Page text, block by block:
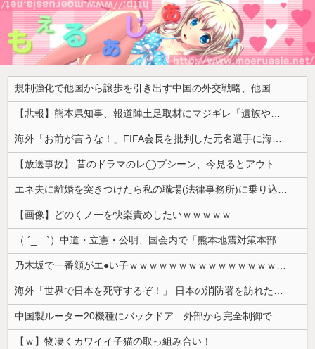
規制強化で他国から譲歩を引き出す中国の外交戦略、他国がサプライチェーン変更で対抗した結果……
【悲報】熊本県知事、報道陣土足取材にマジギレ「遺族や被災者から強い不満でてる！」 → 記者「例えば？」 → 知事、怒り通り越して呆れてしまう ………
海外「お前が言うな！」FIFA会長を批判した元名選手に海外から猛反発！（海外の反応）
【放送事故】 昔のドラマのレ◯プシーン、今見るとアウトすぎる・・・
エネ夫に離婚を突きつけたら私の職場(法律事務所)に乗り込んできた 堂々と「離婚の法律相談です。母の薦めでこちらに参りました」と言っているが、...
【画像】どのくノ一を快楽責めしたいｗｗｗｗｗ
（ ´_ゝ`）中道・立憲・公明、国会内で「熊本地震対策本部会議」各省庁からヒアリング・現地から意見聴取「パーティション、人手、宿泊施設の不足や、...
乃木坂で一番顔がエ●い子ｗｗｗｗｗｗｗｗｗｗｗｗｗｗｗｗｗｗｗ
海外「世界で日本を死守するぞ！」 日本の消防署を訪れたちびっ子集団が世界をメロメロに
中国製ルーター20機種にバックドア 外部から完全制御できる機能が仕込まれていた
【ｗ】物凄くカワイイ子猫の取っ組み合い！